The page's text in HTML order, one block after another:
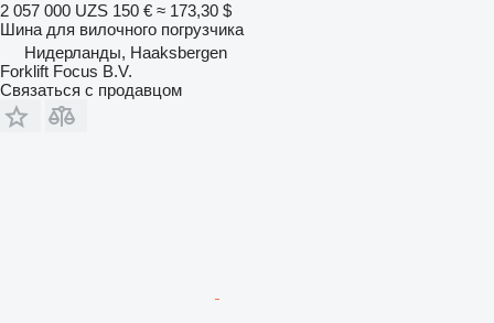
2 057 000 UZS 150 € ≈ 173,30 $
Шина для вилочного погрузчика
Нидерланды, Haaksbergen
Forklift Focus B.V.
Связаться с продавцом